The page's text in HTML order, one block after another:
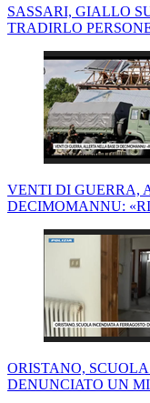
SASSARI, GIALLO
TRADIRLO
VENTI DI GUERRA,
DECIMOMANNU:
ORISTANO,
DENUNCIATO UN